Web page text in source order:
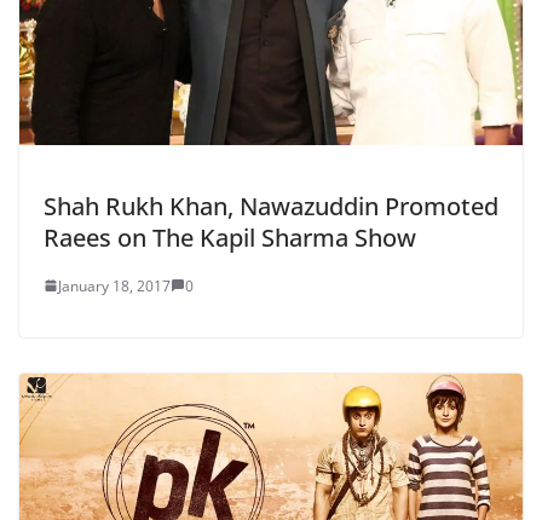
Shah Rukh Khan, Nawazuddin Promoted
Raees on The Kapil Sharma Show
January 18, 2017 0